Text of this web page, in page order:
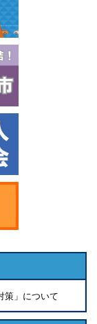
」について